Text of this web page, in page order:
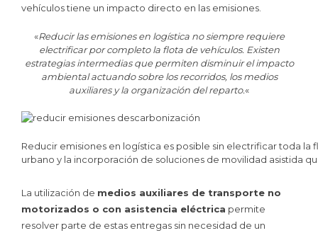
vehículos tiene un impacto directo en las emisiones.
«Reducir las emisiones en logística no siempre requiere
electrificar por completo la flota de vehículos. Existen
estrategias intermedias que permiten disminuir el impacto
ambiental actuando sobre los recorridos, los medios
auxiliares y la organización del reparto.«
Reducir emisiones en logística es posible sin electrificar toda
urbano y la incorporación de soluciones de movilidad asistida
La utilización de medios auxiliares de transporte no
motorizados o con asistencia eléctrica permite
resolver parte de estas entregas sin necesidad de un